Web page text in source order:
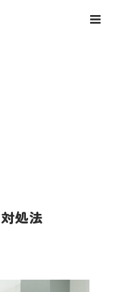
処法